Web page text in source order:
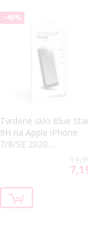
-40%
Tvrdené sklo Blue
9H na Apple iPhone
7/8/SE 2020